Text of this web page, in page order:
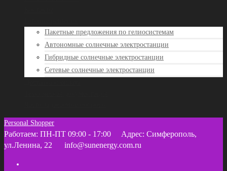
Пакетные предложения по гелиосистемам
Автономные солнечные электростанции
Гибридные солнечные электростанции
Сетевые солнечные электростанции
Personal Shopper
Работаем: ПН-ПТ 09:00 - 17:00
Адрес: Симферополь,
ул.Ленина, 22
info@sunenergy.com.ru